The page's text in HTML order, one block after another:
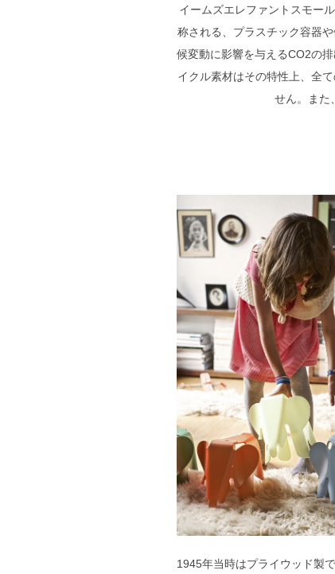
イームズエレファントスモー
称される、プラスチック容器
候変動に影響を与えるCO2の
イクル素材はその特性上、全
せん。また
1945年当時はプライウッド製